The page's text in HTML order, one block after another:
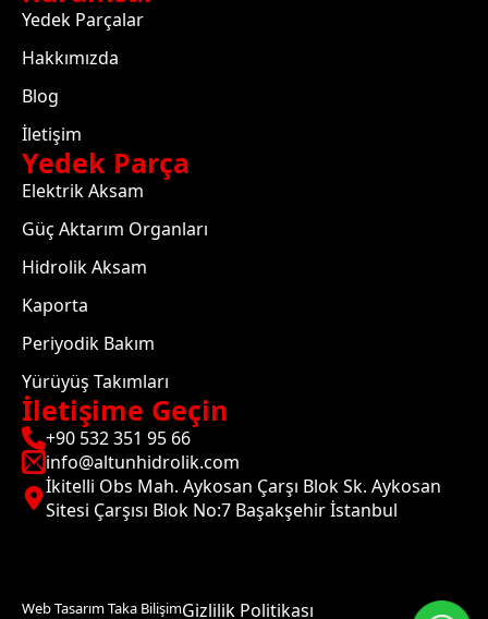
Yedek Parçalar
Hakkımızda
Blog
İletişim
Yedek Parça
Elektrik Aksam
Güç Aktarım Organları
Hidrolik Aksam
Kaporta
Periyodik Bakım
Yürüyüş Takımları
İletişime Geçin
+90 532 351 95 66
info@altunhidrolik.com
İkitelli Obs Mah. Aykosan Çarşı Blok Sk. Aykosan
Sitesi Çarşısı Blok No:7 Başakşehir İstanbul
Web Tasarım Taka BilişimGizlilik Politikası